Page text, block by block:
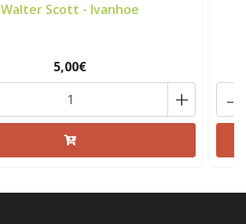
Walter Scott - Ivanhoe
5,00€
+ -